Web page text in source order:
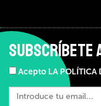
SUBSCRÍBETE
Acepto LA POLÍTICA